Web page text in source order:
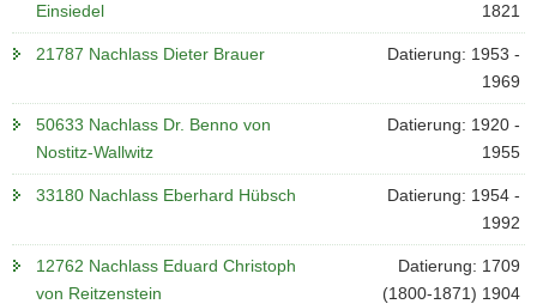
Einsiedel
1821
21787 Nachlass Dieter Brauer
Datierung: 1953 -
1969
50633 Nachlass Dr. Benno von
Nostitz-Wallwitz
Datierung: 1920 -
1955
33180 Nachlass Eberhard Hübsch
Datierung: 1954 -
1992
12762 Nachlass Eduard Christoph
von Reitzenstein
Datierung: 1709
(1800-1871) 1904